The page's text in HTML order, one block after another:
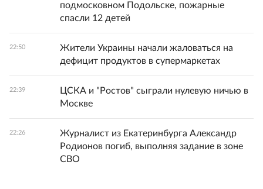
подмосковном Подольске, пожарные
спасли 12 детей
22:50
Жители Украины начали жаловаться на
дефицит продуктов в супермаркетах
22:39
ЦСКА и "Ростов" сыграли нулевую ничью в
Москве
22:26
Журналист из Екатеринбурга Александр
Родионов погиб, выполняя задание в зоне
СВО